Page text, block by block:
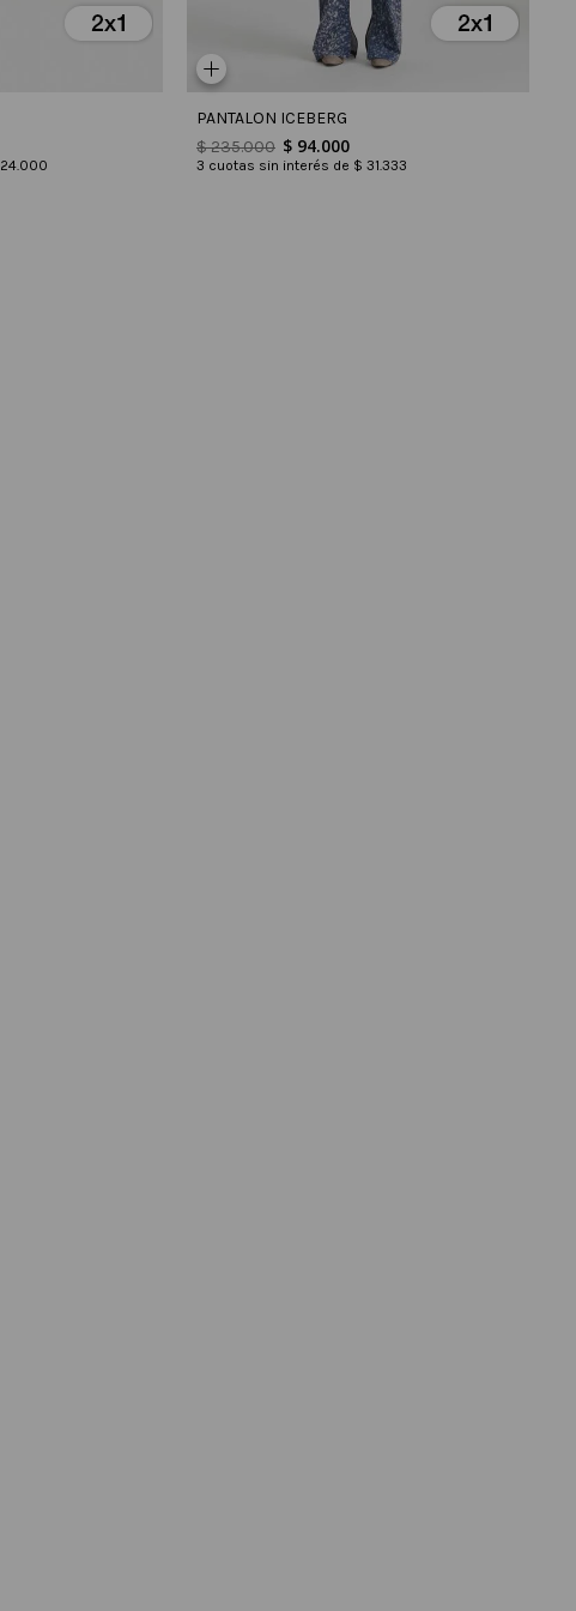
24.000
PANTALON ICEBERG
$235.000 $ 94.000
3 cuotas sin interés de $ 31.333